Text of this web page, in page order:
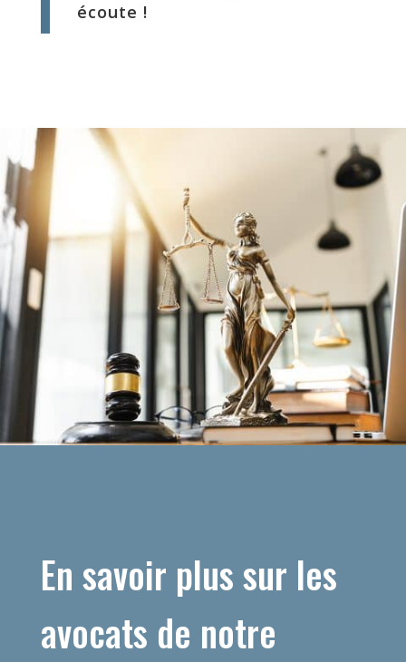
écoute !
En savoir plus sur les
avocats de notre